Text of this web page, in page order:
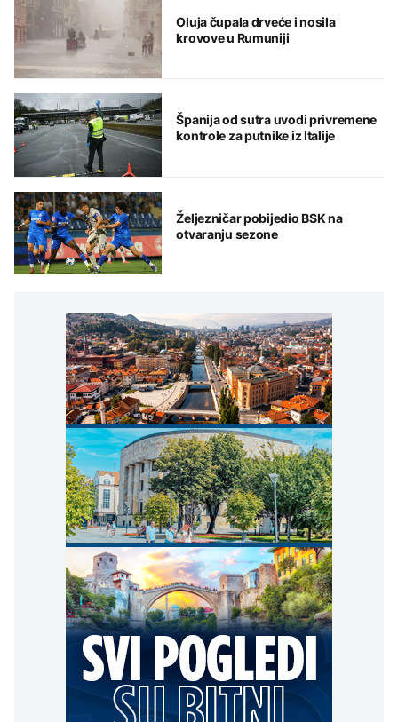
Oluja čupala drveće i nosila
krovove u Rumuniji
Španija od sutra uvodi privremene
kontrole za putnike iz Italije
Željezničar pobijedio BSK na
otvaranju sezone